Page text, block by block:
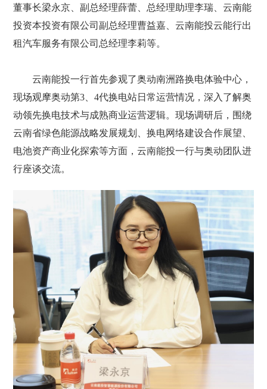
董事长梁永京、副总经理薛蕾、总经理助理李瑞、云南能
投资本投资有限公司副总经理曹益嘉、云南能投云能行出
租汽车服务有限公司总经理李莉等。
云南能投一行首先参观了奥动南洲路换电体验中心，
现场观摩奥动第3、4代换电站日常运营情况，深入了解奥
动领先换电技术与成熟商业运营逻辑。现场调研后，围绕
云南省绿色能源战略发展规划、换电网络建设合作展望、
电池资产商业化探索等方面，云南能投一行与奥动团队进
行座谈交流。